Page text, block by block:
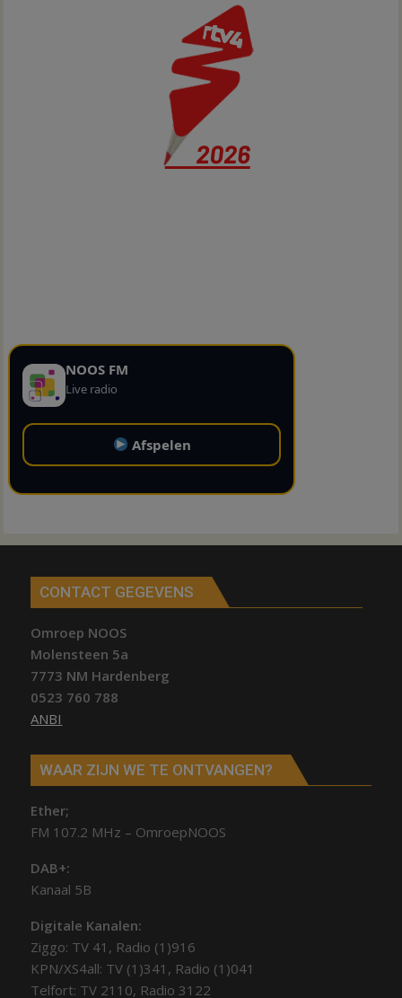
NOOS FM
Live radio
Afspelen
CONTACT GEGEVENS
Omroep NOOS
Molensteen 5a
7773 NM Hardenberg
0523 760 788
ANBI
WAAR ZIJN WE TE ONTVANGEN?
Ether;
FM 107.2 MHz – OmroepNOOS
DAB+:
Kanaal 5B
Digitale Kanalen:
Ziggo: TV 41, Radio (1)916
KPN/XS4all: TV (1)341, Radio (1)041
Telfort: TV 2110, Radio 3122